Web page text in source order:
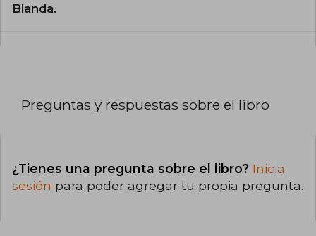
Blanda.
Preguntas y respuestas sobre el libro
¿Tienes una pregunta sobre el libro? Inicia
sesión para poder agregar tu propia pregunta.